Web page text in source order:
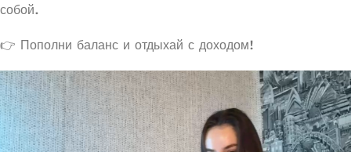
собой.
👉 Пополни баланс и отдыхай с доходом!